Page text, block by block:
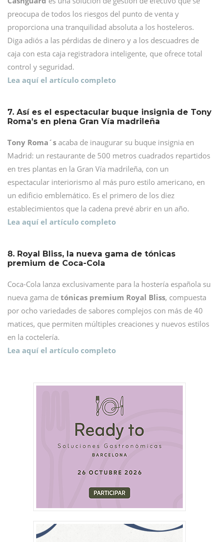
preocupa de todos los riesgos del punto de venta y
proporciona una tranquilidad absoluta a los hosteleros.
Diga adiós a las pérdidas de dinero y a los descuadres de
caja con esta caja registradora inteligente, que ofrece total
control y seguridad.
Lea aquí el artículo completo
7. Así es el espectacular buque insignia de Tony
Roma’s en plena Gran Vía madrileña
Tony Roma´s acaba de inaugurar su buque insignia en
Madrid: un restaurante de 500 metros cuadrados repartidos
en tres plantas en la Gran Vía madrileña, con un
espectacular interiorismo al más puro estilo americano, en
un edificio emblemático. Es el primero de los diez
establecimientos que la cadena prevé abrir en un año.
Lea aquí el artículo completo
8. Royal Bliss, la nueva gama de tónicas
premium de Coca-Cola
Coca-Cola lanza exclusivamente para la hostería española su
nueva gama de tónicas premium Royal Bliss, compuesta
por ocho variedades de sabores complejos con más de 40
matices, que permiten múltiples creaciones y nuevos estilos
en la coctelería.
Lea aquí el artículo completo